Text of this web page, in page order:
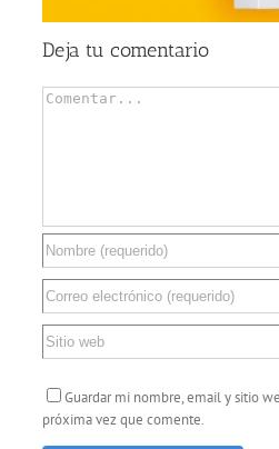
Deja tu comentario
Comentar
Guardar mi nombre, email y sitio
próxima vez que comente.